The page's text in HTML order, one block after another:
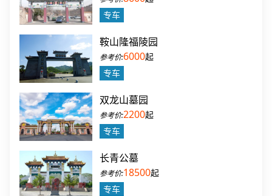
专车
鞍山隆福陵园
6000起
专车
双龙山墓园
2200起
专车
长青公墓
18500起
专车